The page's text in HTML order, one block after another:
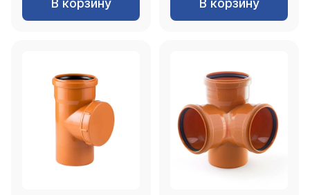
В корзину В корзину